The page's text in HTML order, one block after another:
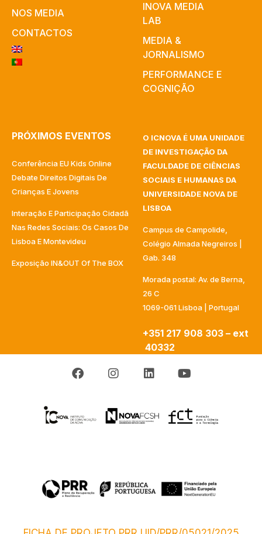
NOS MEDIA
CONTACTOS
INOVA MEDIA
LAB
MEDIA &
JORNALISMO
PERFORMANCE E
COGNIÇÃO
PRÓXIMOS EVENTOS
Conferência EU Kids Online
Debate Direitos Digitais De
Crianças E Jovens
Interação E Participação Cidadã
Nas Redes Sociais: Os Casos De
Lisboa E Montevideu
Exposição IN&OUT Of The BOX
O ICNOVA É UMA UNIDADE
DE INVESTIGAÇÃO DA
FACULDADE DE CIÊNCIAS
SOCIAIS E HUMANAS DA
UNIVERSIDADE NOVA DE
LISBOA
Campus de Campolide,
Colégio Almada Negreiros |
Gab. 348
Morada postal: Av. de Berna,
26 C
1069-061 Lisboa | Portugal
+351 217 908 303 – ext
40332